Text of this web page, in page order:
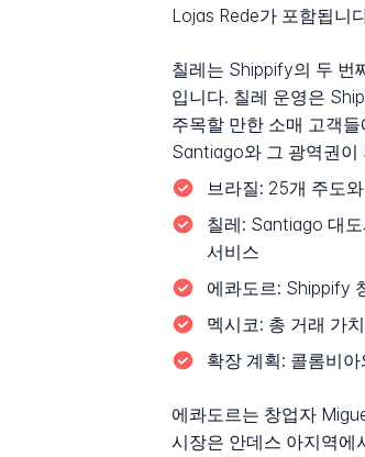
Lojas Rede가 포함됩니
칠레는 Shippify의 두 번
입니다. 칠레 운영은
주목할 만한 소매 고객
Santiago와 그 광역권이
브라질: 25개 주도
칠레: Santiago 대
서비스
에콰도르: Shippify
멕시코: 총 거래 가
확장 계획: 콜롬비
에콰도르는 창업자
시장은 안데스 아지역에